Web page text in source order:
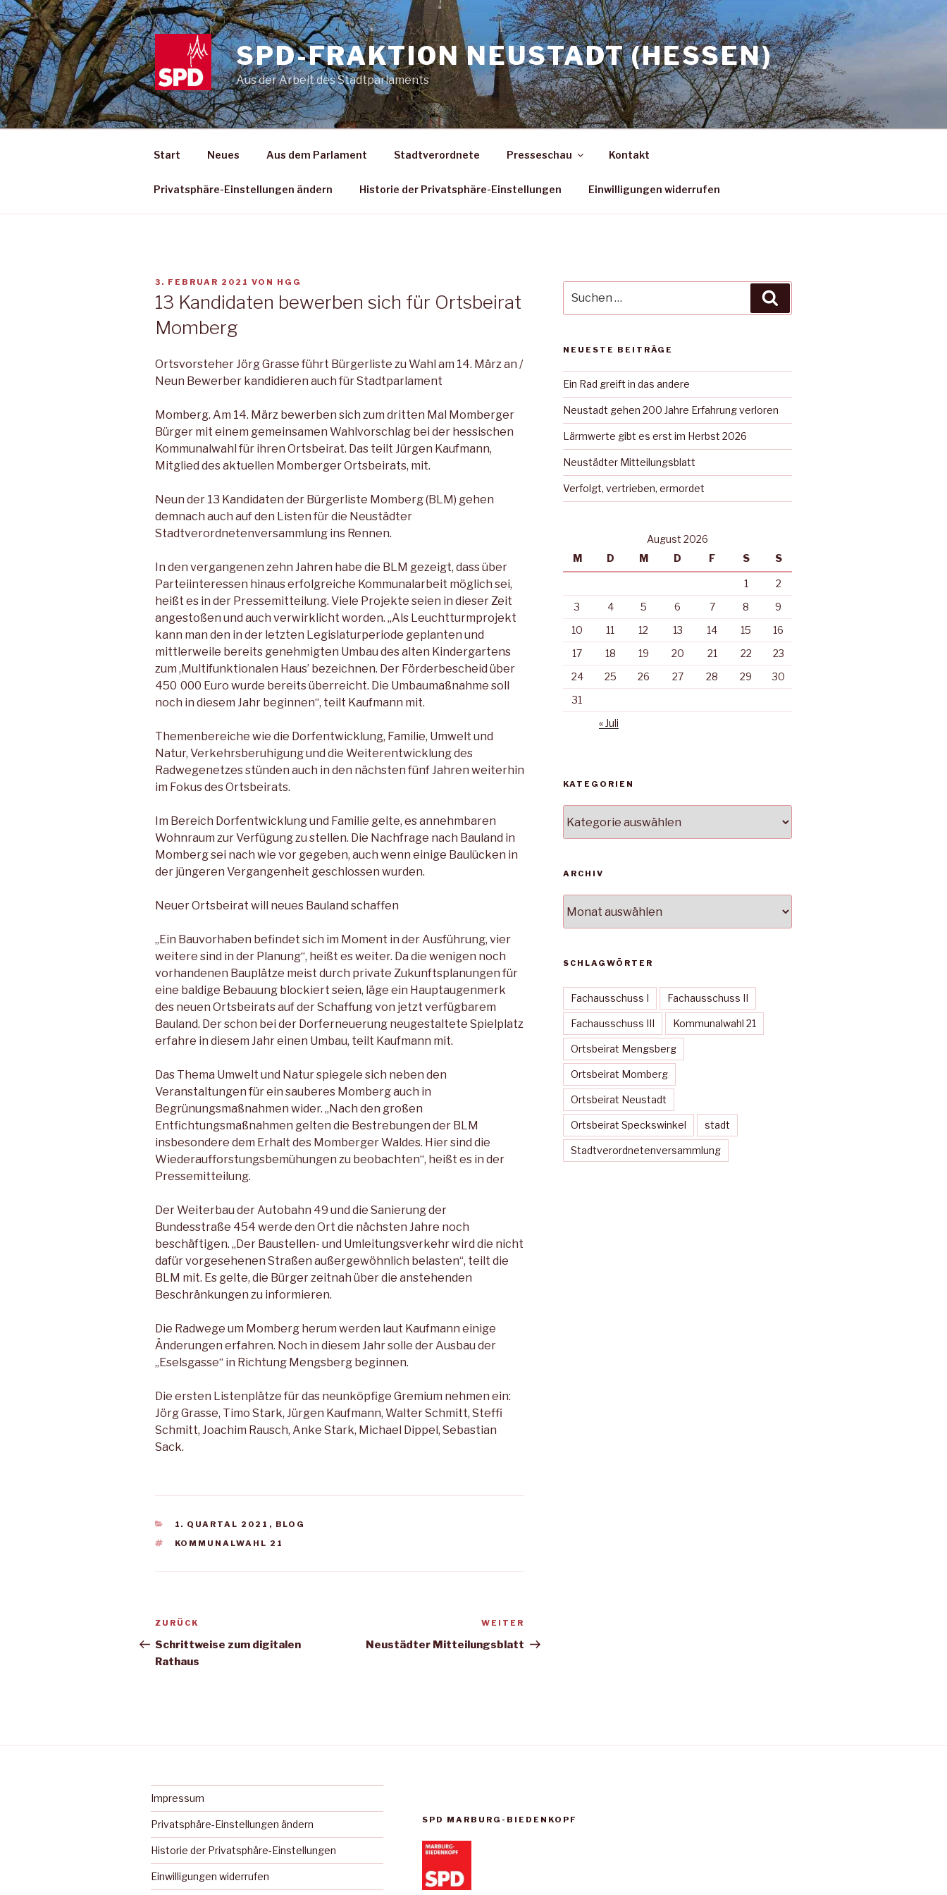
Zum
Inhalt
springen
SPD-FRAKTION NEUSTADT (HESSEN)
Aus der Arbeit des Stadtparlaments
Start Neues Aus dem Parlament Stadtverordnete Presseschau Kontakt
Privatsphäre-Einstellungen ändern Historie der Privatsphäre-Einstellungen Einwilligungen widerrufen
VERÖFFENTLICHT
3. FEBRUAR 2021 VON HGG
13 Kandidaten bewerben sich für Ortsbeirat
Momberg
Ortsvorsteher Jörg Grasse führt Bürgerliste zu Wahl am 14. März an /
Neun Bewerber kandidieren auch für Stadtparlament
Momberg. Am 14. März bewerben sich zum dritten Mal Momberger
Bürger mit einem gemeinsamen Wahlvorschlag bei der hessischen
Kommunalwahl für ihren Ortsbeirat. Das teilt Jürgen Kaufmann,
Mitglied des aktuellen Momberger Ortsbeirats, mit.
Neun der 13 Kandidaten der Bürgerliste Momberg (BLM) gehen
demnach auch auf den Listen für die Neustädter
Stadtverordnetenversammlung ins Rennen.
In den vergangenen zehn Jahren habe die BLM gezeigt, dass über
Parteiinteressen hinaus erfolgreiche Kommunalarbeit möglich sei,
heißt es in der Pressemitteilung. Viele Projekte seien in dieser Zeit
angestoßen und auch verwirklicht worden. „Als Leuchtturmprojekt
kann man den in der letzten Legislaturperiode geplanten und
mittlerweile bereits genehmigten Umbau des alten Kindergartens
zum ,Multifunktionalen Haus’ bezeichnen. Der Förderbescheid über
450 000 Euro wurde bereits überreicht. Die Umbaumaßnahme soll
noch in diesem Jahr beginnen“, teilt Kaufmann mit.
Themenbereiche wie die Dorfentwicklung, Familie, Umwelt und
Natur, Verkehrsberuhigung und die Weiterentwicklung des
Radwegenetzes stünden auch in den nächsten fünf Jahren weiterhin
im Fokus des Ortsbeirats.
Im Bereich Dorfentwicklung und Familie gelte, es annehmbaren
Wohnraum zur Verfügung zu stellen. Die Nachfrage nach Bauland in
Momberg sei nach wie vor gegeben, auch wenn einige Baulücken in
der jüngeren Vergangenheit geschlossen wurden.
Neuer Ortsbeirat will neues Bauland schaffen
„Ein Bauvorhaben befindet sich im Moment in der Ausführung, vier
weitere sind in der Planung“, heißt es weiter. Da die wenigen noch
vorhandenen Bauplätze meist durch private Zukunftsplanungen für
eine baldige Bebauung blockiert seien, läge ein Hauptaugenmerk
des neuen Ortsbeirats auf der Schaffung von jetzt verfügbarem
Bauland. Der schon bei der Dorferneuerung neugestaltete Spielplatz
erfahre in diesem Jahr einen Umbau, teilt Kaufmann mit.
Das Thema Umwelt und Natur spiegele sich neben den
Veranstaltungen für ein sauberes Momberg auch in
Begrünungsmaßnahmen wider. „Nach den großen
Entfichtungsmaßnahmen gelten die Bestrebungen der BLM
insbesondere dem Erhalt des Momberger Waldes. Hier sind die
Wiederaufforstungsbemühungen zu beobachten“, heißt es in der
Pressemitteilung.
Der Weiterbau der Autobahn 49 und die Sanierung der
Bundesstraße 454 werde den Ort die nächsten Jahre noch
beschäftigen. „Der Baustellen- und Umleitungsverkehr wird die nicht
dafür vorgesehenen Straßen außergewöhnlich belasten“, teilt die
BLM mit. Es gelte, die Bürger zeitnah über die anstehenden
Beschränkungen zu informieren.
Die Radwege um Momberg herum werden laut Kaufmann einige
Änderungen erfahren. Noch in diesem Jahr solle der Ausbau der
„Eselsgasse“ in Richtung Mengsberg beginnen.
Die ersten Listenplätze für das neunköpfige Gremium nehmen ein:
Jörg Grasse, Timo Stark, Jürgen Kaufmann, Walter Schmitt, Steffi
Schmitt, Joachim Rausch, Anke Stark, Michael Dippel, Sebastian
Sack.
KATEGORIEN
1. QUARTAL 2021 , BLOG
SCHLAGWÖRTER
KOMMUNALWAHL 21
Beitragsnavigation
Vorheriger
Beitrag
ZURÜCK
Schrittweise zum digitalen
Rathaus
Beitrag
WEITER
Neustädter Mitteilungsblatt
nach:
NEUESTE BEITRÄGE
Ein Rad greift in das andere
Neustadt gehen 200 Jahre Erfahrung verloren
Lärmwerte gibt es erst im Herbst 2026
Neustädter Mitteilungsblatt
Verfolgt, vertrieben, ermordet
August 2026
M
D M D F S S
1
2
3
4 5 6 7 8
9
10
11 12 13 14 15
16
17
18 19 20 21 22
23
24
25 26 27 28 29
30
31
« Juli
KATEGORIEN
ARCHIV
SCHLAGWÖRTER
Fachausschuss I Fachausschuss II
Fachausschuss III Kommunalwahl 21
Ortsbeirat Mengsberg
Ortsbeirat Momberg
Ortsbeirat Neustadt
Ortsbeirat Speckswinkel stadt
Stadtverordnetenversammlung
Impressum
Privatsphäre-Einstellungen ändern
Historie der Privatsphäre-Einstellungen
Einwilligungen widerrufen
SPD MARBURG-BIEDENKOPF